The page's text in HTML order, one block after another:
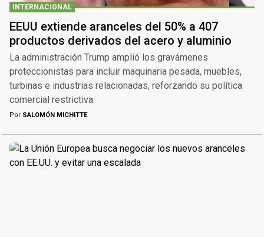
INTERNACIONAL
EEUU extiende aranceles del 50% a 407
productos derivados del acero y aluminio
La administración Trump amplió los gravámenes
proteccionistas para incluir maquinaria pesada, muebles,
turbinas e industrias relacionadas, reforzando su política
comercial restrictiva.
Por SALOMÓN MICHITTE